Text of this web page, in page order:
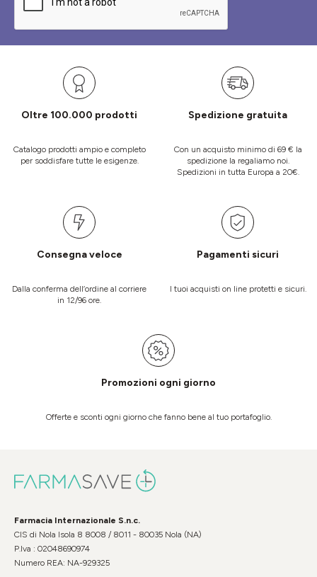
Oltre 100.000 prodotti
Catalogo prodotti ampio e completo
per soddisfare tutte le esigenze.
Spedizione gratuita
Con un acquisto minimo di 69 € la
spedizione la regaliamo noi.
Spedizioni in tutta Europa a 20€.
Consegna veloce
Dalla conferma dell’ordine al corriere
in 12/96 ore.
Pagamenti sicuri
I tuoi acquisti on line protetti e sicuri.
Promozioni ogni giorno
Offerte e sconti ogni giorno che fanno bene al tuo portafoglio.
Farmacia Internazionale S.n.c.
CIS di Nola Isola 8 8008 / 8011 - 80035 Nola (NA)
P.Iva : 02048690974
Numero REA: NA-929325